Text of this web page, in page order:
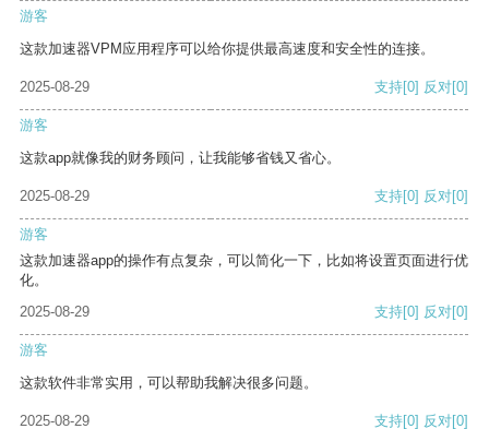
游客
这款加速器VPM应用程序可以给你提供最高速度和安全性的连接。
2025-08-29 支持[0] 反对[0]
游客
这款app就像我的财务顾问，让我能够省钱又省心。
2025-08-29 支持[0] 反对[0]
游客
这款加速器app的操作有点复杂，可以简化一下，比如将设置页面进行优
化。
2025-08-29
支持[0] 反对[0]
游客
这款软件非常实用，可以帮助我解决很多问题。
2025-08-29 支持[0] 反对[0]